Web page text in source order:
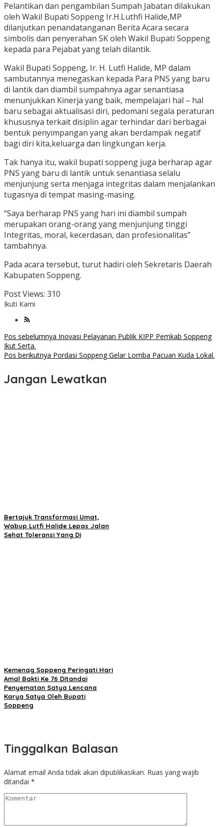
Pelantikan dan pengambilan Sumpah Jabatan dilakukan
oleh Wakil Bupati Soppeng Ir.H.Luthfi Halide,MP
dilanjutkan penandatanganan Berita Acara secara
simbolis dan penyerahan SK oleh Wakil Bupati Soppeng
kepada para Pejabat yang telah dilantik.
Wakil Bupati Soppeng, Ir. H. Lutfi Halide, MP dalam
sambutannya menegaskan kepada Para PNS yang baru
di lantik dan diambil sumpahnya agar senantiasa
menunjukkan Kinerja yang baik, mempelajari hal – hal
baru sebagai aktualisasi diri, pedomani segala peraturan
khususnya terkait disiplin agar terhindar dari berbagai
bentuk penyimpangan yang akan berdampak negatif
bagi diri kita,keluarga dan lingkungan kerja.
Tak hanya itu, wakil bupati soppeng juga berharap agar
PNS yang baru di lantik untuk senantiasa selalu
menjunjung serta menjaga integritas dalam menjalankan
tugasnya di tempat masing-masing.
“Saya berharap PNS yang hari ini diambil sumpah
merupakan orang-orang yang menjunjung tinggi
Integritas, moral, kecerdasan, dan profesionalitas”
tambahnya.
Pada acara tersebut, turut hadiri oleh Sekretaris Daerah
Kabupaten Soppeng.
Post Views: 310
Ikuti Kami
Navigasi
pos
Pos sebelumnya Inovasi Pelayanan Publik KIPP Pemkab Soppeng
Ikut Serta.
Pos berikutnya Pordasi Soppeng Gelar Lomba Pacuan Kuda Lokal.
Jangan Lewatkan
Bertajuk Transformasi Umat,
Wabup Lutfi Halide Lepas Jalan
Sehat Toleransi Yang Di
Kemenag Soppeng Peringati Hari
Amal Bakti Ke 76 Ditandai
Penyematan Satya Lencana
Karya Satya Oleh Bupati
Soppeng
Tinggalkan Balasan
Alamat email Anda tidak akan dipublikasikan. Ruas yang wajib
ditandai *